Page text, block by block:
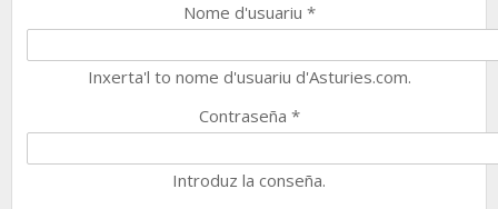
Nome d'usuariu *
Inxerta'l to nome d'usuariu d'Asturies.com.
Contraseña *
Introduz la conseña.